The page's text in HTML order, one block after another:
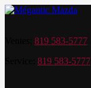
819 583-5777
819 583-5777